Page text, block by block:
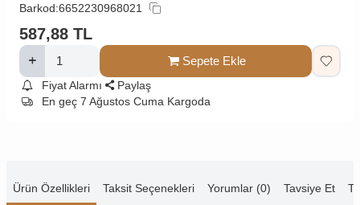
Barkod:6652230968021
587,88 TL
Sepete Ekle
Fiyat Alarmı
Paylaş
En geç 7 Ağustos Cuma Kargoda
Ürün Özellikleri Taksit Seçenekleri Yorumlar (0) Tavsiye Et